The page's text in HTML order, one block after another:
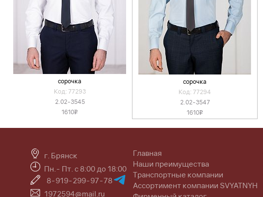
сорочка
Код: 77293
2.02-3545
1610v
сорочка
Код: 77294
2.02-3547
1610v
г. Брянск
Пн.- Пт. с 8:00 до 18:00
8-919-299-97-78
1972594@mail.ru
Главная
Наши преимущества
Транспортные компании
Ассортимент компании SVYATNYH